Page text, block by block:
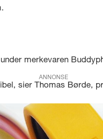
merkevaren
ANNONSE
sier Thomas Børde,